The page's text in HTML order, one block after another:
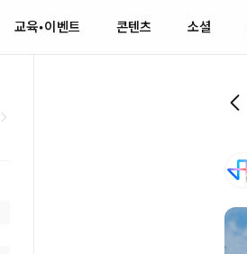
교육•이벤트 콘텐츠 소셜